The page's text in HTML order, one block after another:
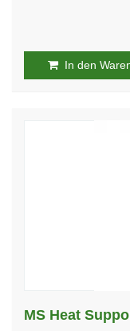
In den
MS Heat